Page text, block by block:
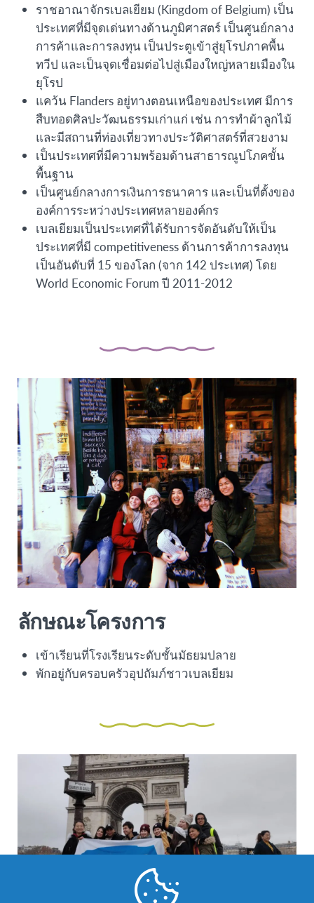
ราชอาณาจักรเบลเยียม (Kingdom of Belgium) เป็น
ประเทศที่มีจุดเด่นทางด้านภูมิศาสตร์ เป็นศูนย์กลาง
การค้าและการลงทุน เป็นประตูเข้าสู่ยุโรปภาคพื้น
ทวีป และเป็นจุดเชื่อมต่อไปสู่เมืองใหญ่หลายเมืองใน
ยุโรป
แคว้น Flanders อยู่ทางตอนเหนือของประเทศ มีการ
สืบทอดศิลปะวัฒนธรรมเก่าแก่ เช่น การทำผ้าลูกไม้
และมีสถานที่ท่องเที่ยวทางประวัติศาสตร์ที่สวยงาม
เป็ํนประเทศที่มีความพร้อมด้านสาธารณูปโภคขั้น
พื้นฐาน
เป็นศูนย์กลางการเงินการธนาคาร และเป็นที่ตั้งของ
องค์การระหว่างประเทศหลายองค์กร
เบลเยียมเป็นประเทศที่ได้รับการจัดอันดับให้เป็น
ประเทศที่มี competitiveness ด้านการค้าการลงทุน
เป็นอันดับที่ 15 ของโลก (จาก 142 ประเทศ) โดย
World Economic Forum ปี 2011-2012
ลักษณะโครงการ
เข้าเรียนที่โรงเรียนระดับชั้นมัธยมปลาย
พักอยู่กับครอบครัวอุปถัมภ์ชาวเบลเยียม